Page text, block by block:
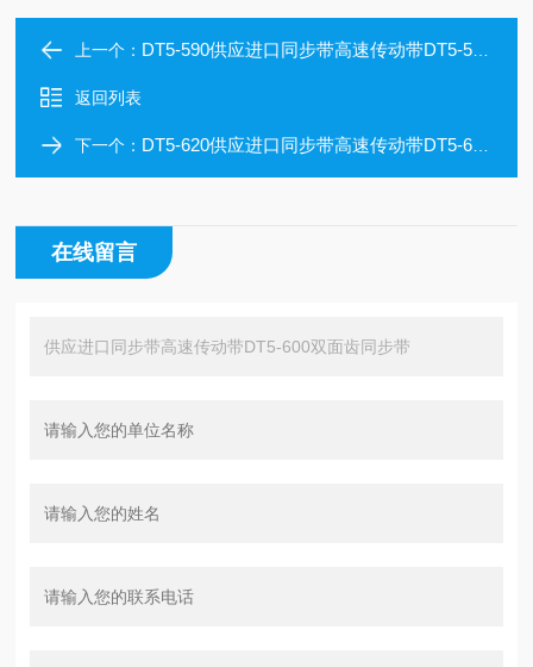
上一个： DT5-590供应进口同步带高速传动带DT5-590双面齿同步带
返回列表
下一个： DT5-620供应进口同步带高速传动带DT5-620双面齿同步带
在线留言